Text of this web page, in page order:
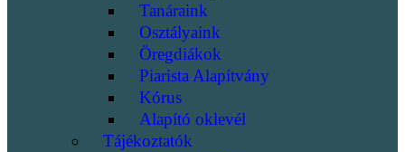
Tanáraink
Osztályaink
Öregdiákok
Piarista Alapítvány
Kórus
Alapító oklevél
Tájékoztatók